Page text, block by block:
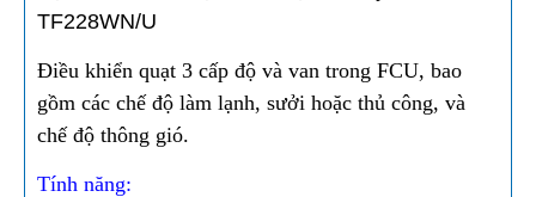
TF228WN/U
Điều khiển quạt 3 cấp độ và van trong FCU, bao
gồm các chế độ làm lạnh, sưởi hoặc thủ công, và
chế độ thông gió.
Tính năng: